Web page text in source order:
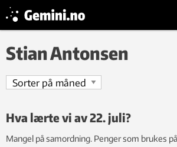
Stian Antonsen
Hva lærte vi av 22. juli?
Mangel på samordning. Penger som brukes